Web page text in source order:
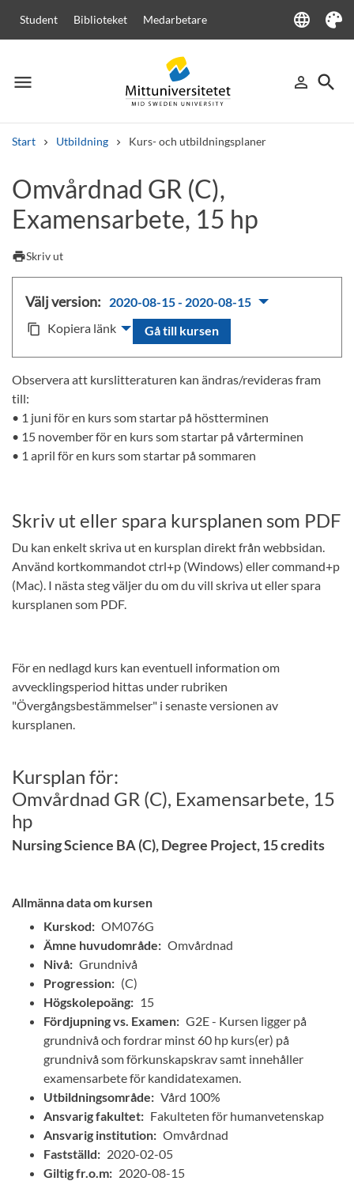
Student Biblioteket Medarbetare language
Language
Tema
menu
Meny person_outline
Logga in
search
Sök
Start Utbildning Kurs- och utbildningsplaner
Andra söktjänster
Kurser och program Kursplaner Välkomstbrev
Omvårdnad GR (C),
Examensarbete, 15 hp
printSkriv ut
Välj version: 2020-08-15 - 2020-08-15
content_copy Kopiera länk Gå till kursen
Observera att kurslitteraturen kan ändras/revideras fram
till:
• 1 juni för en kurs som startar på höstterminen
• 15 november för en kurs som startar på vårterminen
• 1 april för en kurs som startar på sommaren
Skriv ut eller spara kursplanen som PDF
Du kan enkelt skriva ut en kursplan direkt från webbsidan.
Använd kortkommandot ctrl+p (Windows) eller command+p
(Mac). I nästa steg väljer du om du vill skriva ut eller spara
kursplanen som PDF.
För en nedlagd kurs kan eventuell information om
avvecklingsperiod hittas under rubriken
"Övergångsbestämmelser" i senaste versionen av
kursplanen.
Kursplan för:
Omvårdnad GR (C), Examensarbete, 15
hp
Nursing Science BA (C), Degree Project, 15 credits
Allmänna data om kursen
Kurskod: OM076G
Ämne huvudområde: Omvårdnad
Nivå: Grundnivå
Progression: (C)
Högskolepoäng: 15
Fördjupning vs. Examen: G2E - Kursen ligger på
grundnivå och fordrar minst 60 hp kurs(er) på
grundnivå som förkunskapskrav samt innehåller
examensarbete för kandidatexamen.
Utbildningsområde: Vård 100%
Ansvarig fakultet: Fakulteten för humanvetenskap
Ansvarig institution: Omvårdnad
Fastställd: 2020-02-05
Giltig fr.o.m: 2020-08-15